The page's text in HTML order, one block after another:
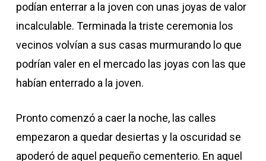
podían enterrar a la joven con unas joyas de valor
incalculable. Terminada la triste ceremonia los
vecinos volvían a sus casas murmurando lo que
podrían valer en el mercado las joyas con las que
habían enterrado a la joven.
Pronto comenzó a caer la noche, las calles
empezaron a quedar desiertas y la oscuridad se
apoderó de aquel pequeño cementerio. En aquel